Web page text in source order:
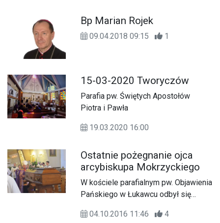
Bp Marian Rojek
09.04.2018 09:15 1
15-03-2020 Tworyczów
Parafia pw. Świętych Apostołów
Piotra i Pawła
19.03.2020 16:00
Ostatnie pożegnanie ojca
arcybiskupa Mokrzyckiego
W kościele parafialnym pw. Objawienia
Pańskiego w Łukawcu odbył się
ojca arcybiskupa metropolity
04.10.2016 11:46 4